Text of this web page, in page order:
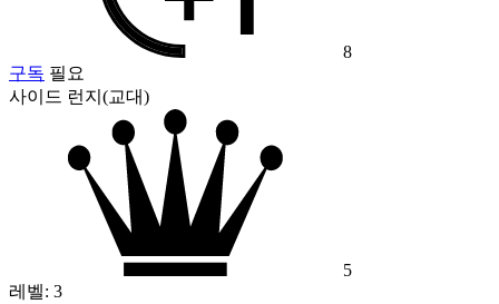
8
구독 필요
사이드 런지(교대)
5
레벨: 3